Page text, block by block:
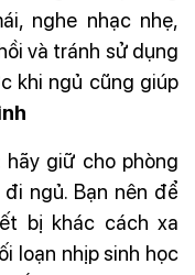
nghe nhạc nhẹ,
và tránh sử dụng
khi ngủ cũng giúp
hãy giữ cho phòng
ngủ. Bạn nên để
bị khác cách xa
loạn nhịp sinh học